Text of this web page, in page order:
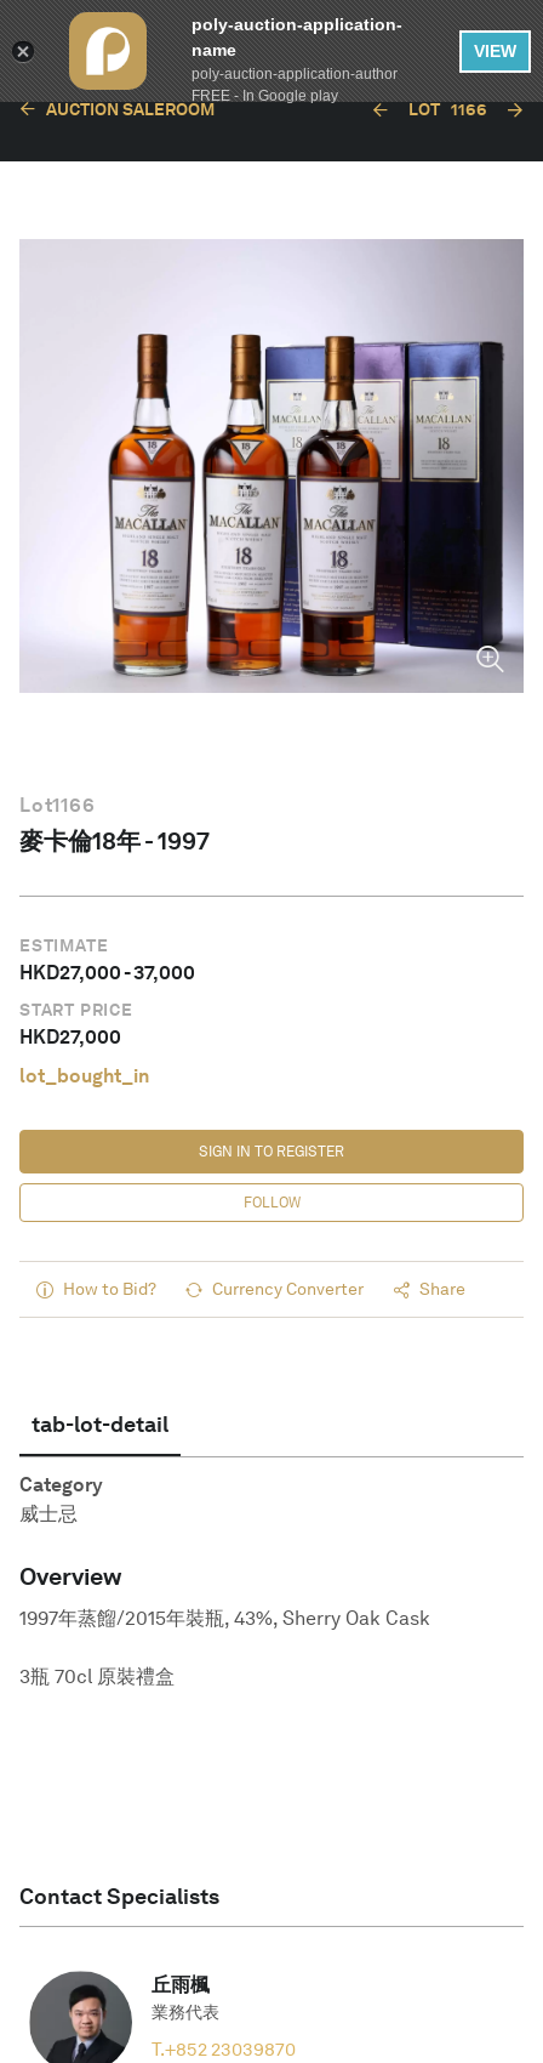
AUCTION SALEROOM LOT 1166
Lot1166
麥卡倫18年 - 1997
ESTIMATE
HKD27,000-37,000
START PRICE
HKD27,000
lot_bought_in
FOLLOW
SIGN IN TO REGISTER
How to Bid? Currency Converter Share
tab-lot-detail
Category
威士忌
Overview
1997年蒸餾/2015年裝瓶, 43%, Sherry Oak Cask
3瓶 70cl 原裝禮盒
Contact Specialists
丘雨楓
業務代表
T.+852 23039870
poly-auction-application-
name
poly-auction-application-author
FREE - In Google play
VIEW